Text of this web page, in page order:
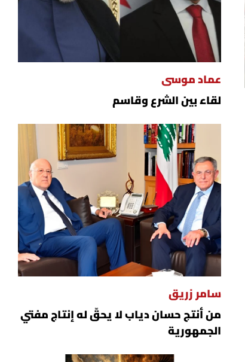
عماد موسى
لقاء بين الشرع وقاسم
سامر زريق
من أنتج حسان دياب لا يحقّ له إنتاج مفتي
الجمهورية